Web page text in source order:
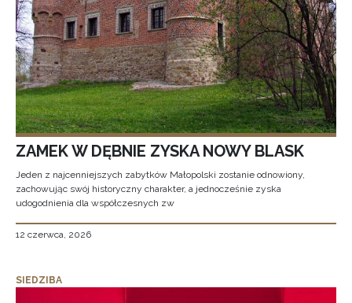
ZAMEK W DĘBNIE ZYSKA NOWY BLASK
Jeden z najcenniejszych zabytków Małopolski zostanie odnowiony,
zachowując swój historyczny charakter, a jednocześnie zyska
udogodnienia dla współczesnych zw
12 czerwca, 2026
SIEDZIBA